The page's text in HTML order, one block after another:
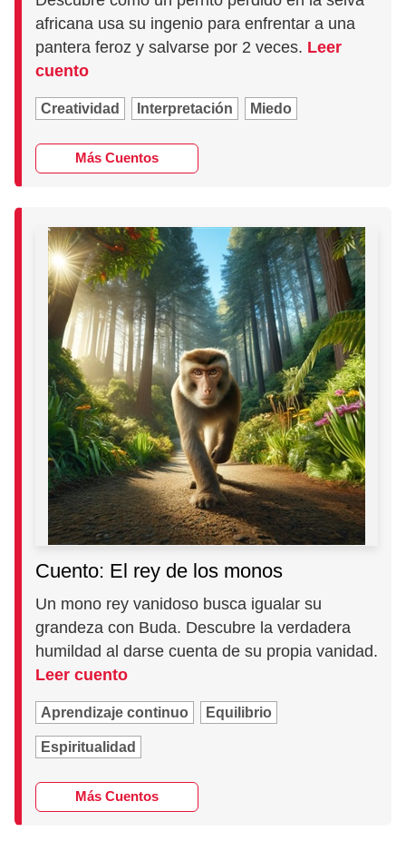
africana usa su ingenio para enfrentar a una
pantera feroz y salvarse por 2 veces. Leer
cuento
Creatividad Interpretación Miedo
Más Cuentos
Cuento: El rey de los monos
Un mono rey vanidoso busca igualar su
grandeza con Buda. Descubre la verdadera
humildad al darse cuenta de su propia vanidad.
Leer cuento
Aprendizaje continuo Equilibrio
Espiritualidad
Más Cuentos